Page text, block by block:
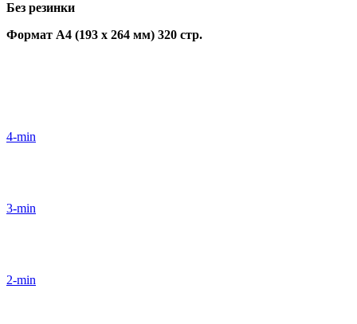
Без резинки
Формат А4 (193 х 264 мм) 320 стр.
4-min
3-min
2-min